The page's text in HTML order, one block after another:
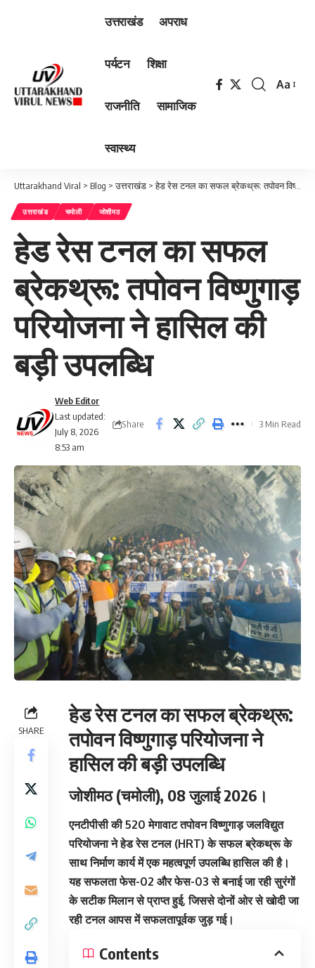
उत्तराखंड अपराध
पर्यटन शिक्षा
राजनीति सामाजिक
स्वास्थ्य
Font
Aa
Uttarakhand Viral > Blog >उत्तराखंड >हेड रेस टनल का सफल ब्रेकथ्रू: तपोवन विष्णुगाड़ परियोजना ने हासिल की बड़ी उपलब्धि
उत्तराखंड चमोली जोशीमठ
हेड रेस टनल का सफल
ब्रेकथ्रू: तपोवन विष्णुगाड़
परियोजना ने हासिल की
बड़ी उपलब्धि
Last updated:
July 8, 2026
8:53 am
Web Editor
Share 3 Min Read
SHARE
हेड रेस टनल का सफल ब्रेकथ्रू:
तपोवन विष्णुगाड़ परियोजना ने
हासिल की बड़ी उपलब्धि
जोशीमठ (चमोली), 08 जुलाई 2026।
एनटीपीसी की 520 मेगावाट तपोवन विष्णुगाड़ जलविद्युत
परियोजना ने हेड रेस टनल (HRT) के सफल ब्रेकथ्रू के
साथ निर्माण कार्य में एक महत्वपूर्ण उपलब्धि हासिल की है।
यह सफलता फेस-02 और फेस-03 से बनाई जा रही सुरंगों
के सटीक मिलान से प्राप्त हुई, जिससे दोनों ओर से खोदी जा
रही टनल आपस में सफलतापूर्वक जुड़ गई।
Contents